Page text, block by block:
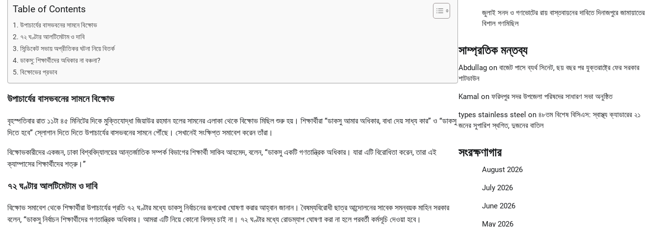
Table of Contents
উপাচার্যের বাসভবনের সামনে বিক্ষোভ
৭২ ঘণ্টার আলটিমেটাম ও দাবি
সিন্ডিকেট সভায় অপ্রীতিকর ঘটনা নিয়ে বিতর্ক
ডাকসু: শিক্ষার্থীদের অধিকার না বঞ্চনা?
বিক্ষোভের প্রভাব
উপাচার্যের বাসভবনের সামনে বিক্ষোভ
বৃহস্পতিবার রাত ১১টা ৪৫ মিনিটের দিকে মুক্তিযোদ্ধা জিয়াউর রহমান হলের সামনের এলাকা থেকে বিক্ষোভ মিছিল শুরু হয়। শিক্ষার্থীরা “ডাকসু আমার অধিকার, বাধা দেয় সাধ্য কার” ও “ডাকসু
দিতে হবে” স্লোগান দিতে দিতে উপাচার্যের বাসভবনের সামনে পৌঁছে। সেখানেই সংক্ষিপ্ত সমাবেশ করেন তাঁরা।
বিক্ষোভকারীদের একজন, ঢাকা বিশ্ববিদ্যালয়ের আন্তর্জাতিক সম্পর্ক বিভাগের শিক্ষার্থী সাকিব আহমেদ, বলেন, “ডাকসু একটি গণতান্ত্রিক অধিকার। যারা এটি বিরোধিতা করেন, তারা এই
ক্যাম্পাসের শিক্ষার্থীদের শত্রু।”
৭২ ঘণ্টার আলটিমেটাম ও দাবি
বিক্ষোভ সমাবেশ থেকে শিক্ষার্থীরা উপাচার্যের প্রতি ৭২ ঘণ্টার মধ্যে ডাকসু নির্বাচনের রূপরেখা ঘোষণা করার আহ্বান জানান। বৈষম্যবিরোধী ছাত্র আন্দোলনের সাবেক সমন্বয়ক মাহিন সরকার
বলেন, “ডাকসু নির্বাচন শিক্ষার্থীদের গণতান্ত্রিক অধিকার। আমরা এটি নিয়ে কোনো বিলম্ব চাই না। ৭২ ঘণ্টার মধ্যে রোডম্যাপ ঘোষণা করা না হলে পরবর্তী কর্মসূচি দেওয়া হবে।
জুলাই সনদ ও গণভোটের রায় বাস্তবায়নের দাবিতে দিনাজপুরে জামায়াতের
বিশাল গণমিছিল
সাম্প্রতিক মন্তব্য
Abdullagon বাজেট পাসে ব্যর্থ সিনেট, ছয় বছর পর যুক্তরাষ্ট্রে ফের সরকার
শাটডাউন
Kamal on ফরিদপুর সদর উপজেলা পরিষদের সাধারণ সভা অনুষ্ঠিত
types stainless steel on ৪৮তম বিশেষ বিসিএস: স্বাস্থ্য ক্যাডারের ২১
জনের সুপারিশ স্থগিত, দুজনের বাতিল
সংরক্ষণাগার
August 2026
July 2026
June 2026
May 2026